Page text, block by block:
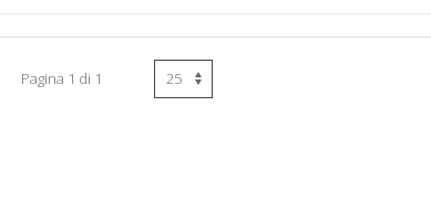
Pagina 1 di 1